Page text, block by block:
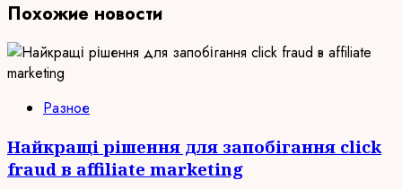
Похожие новости
Разное
Найкращі рішення для запобігання click
fraud в affiliate marketing